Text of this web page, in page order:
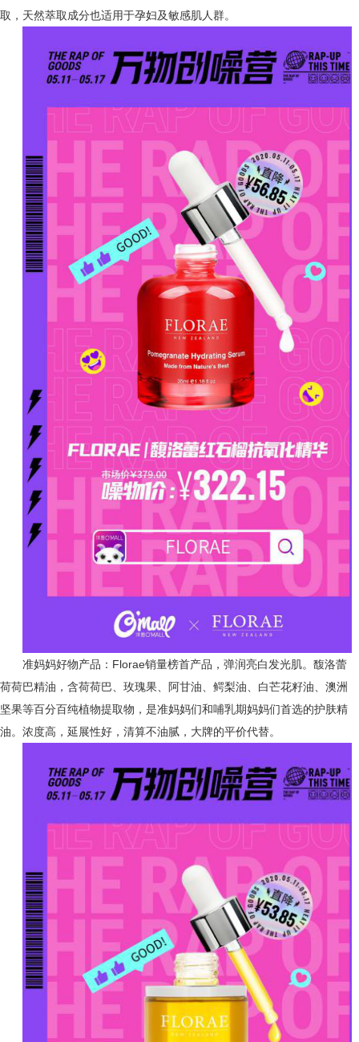
取，天然萃取成分也适用于孕妇及敏感肌人群。
准妈妈好物产品：Florae销量榜首产品，弹润亮白发光肌。馥洛蕾
荷荷巴精油，含荷荷巴、玫瑰果、阿甘油、鳄梨油、白芒花籽油、澳洲
坚果等百分百纯植物提取物，是准妈妈们和哺乳期妈妈们首选的护肤精
油。浓度高，延展性好，清算不油腻，大牌的平价代替。